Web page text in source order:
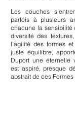
Les couches
parfois à plusieurs
chacune la sensibilité
diversité des
l’agilité des formes
juste équilibre,
Duport une éternelle
est aspiré, presque
abstrait de ces Formes